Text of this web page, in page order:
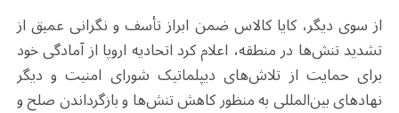
از سوی دیگر، کایا کالاس ضمن ابراز تأسف و نگرانی عمیق از
تشدید تنش‌ها در منطقه، اعلام کرد اتحادیه اروپا از آمادگی خود
برای حمایت از تلاش‌های دیپلماتیک شورای امنیت و دیگر
نهادهای بین‌المللی به منظور کاهش تنش‌ها و بازگرداندن صلح و